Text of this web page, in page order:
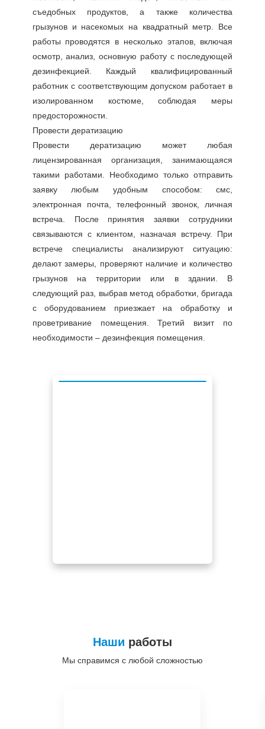
съедобных продуктов, а также количества
грызунов и насекомых на квадратный метр. Все
работы проводятся в несколько этапов, включая
осмотр, анализ, основную работу с последующей
дезинфекцией. Каждый квалифицированный
работник с соответствующим допуском работает в
изолированном костюме, соблюдая меры
предосторожности.
Провести дератизацию
Провести дератизацию может любая
лицензированная организация, занимающаяся
такими работами. Необходимо только отправить
заявку любым удобным способом: смс,
электронная почта, телефонный звонок, личная
встреча. После принятия заявки сотрудники
связываются с клиентом, назначая встречу. При
встрече специалисты анализируют ситуацию:
делают замеры, проверяют наличие и количество
грызунов на территории или в здании. В
следующий раз, выбрав метод обработки, бригада
с оборудованием приезжает на обработку и
проветривание помещения. Третий визит по
необходимости – дезинфекция помещения.
Наши работы
Мы справимся с любой сложностью